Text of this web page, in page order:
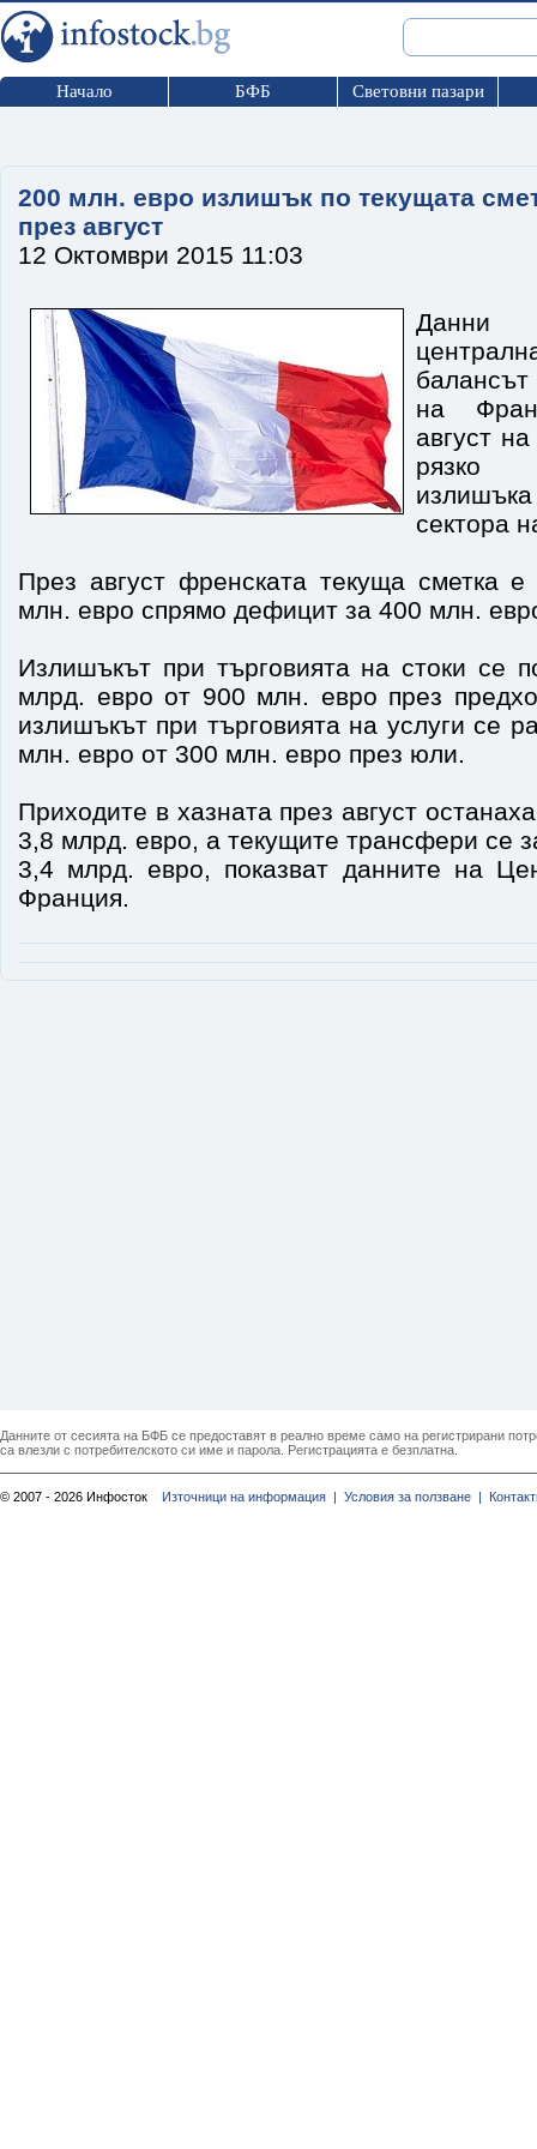
Начало БФБ Световни пазари
200 млн. евро излишък по текущата
през август
12 Октомври 2015 11:03
Данни
на
август
рязко
сектора
През август френската текуща сметка
млн. евро спрямо дефицит за 400 млн.
Излишъкът при търговията на стоки се
млрд. евро от 900 млн. евро през
излишъкът при търговията на услуги се
млн. евро от 300 млн. евро през юли.
Приходите в хазната през август
3,8 млрд. евро, a текущите трансфери се
3,4 млрд. евро, показват данните на
Франция.
Данните от сесията на БФБ се предоставят в реално време само на регистрирани
са влезли с потребителското си име и парола. Регистрацията е безплатна.
© 2007 - 2026 Инфосток Източници на информация | Условия за ползване |